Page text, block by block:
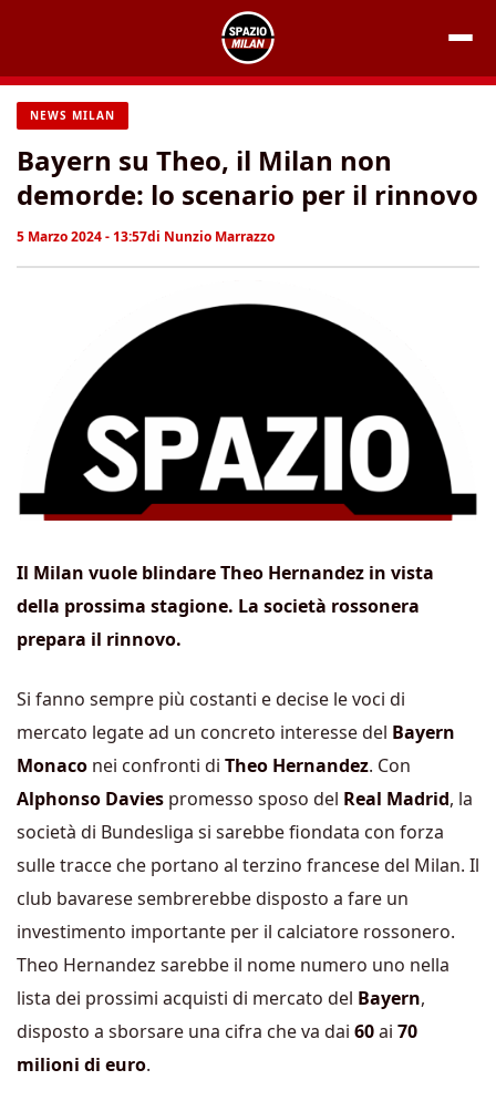
contenuto
NEWS MILAN
Bayern su Theo, il Milan non
demorde: lo scenario per il rinnovo
5 Marzo 2024 - 13:57di Nunzio Marrazzo
Il Milan vuole blindare Theo Hernandez in vista
della prossima stagione. La società rossonera
prepara il rinnovo.
Si fanno sempre più costanti e decise le voci di
mercato legate ad un concreto interesse del Bayern
Monaco nei confronti di Theo Hernandez. Con
Alphonso Davies promesso sposo del Real Madrid, la
società di Bundesliga si sarebbe fiondata con forza
sulle tracce che portano al terzino francese del Milan. Il
club bavarese sembrerebbe disposto a fare un
investimento importante per il calciatore rossonero.
Theo Hernandez sarebbe il nome numero uno nella
lista dei prossimi acquisti di mercato del Bayern,
disposto a sborsare una cifra che va dai 60ai 70
milioni di euro.